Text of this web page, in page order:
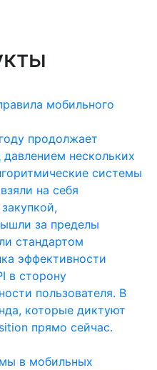
мобильного
продолжает
нескольких
системы
на себя
за пределы
стандартом
эффективности
в сторону
пользователя. В
которые диктуют
прямо сейчас.
в мобильных